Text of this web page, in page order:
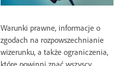
Warunki prawne, informacje o
zgodach na rozpowszechnianie
wizerunku, a także ograniczenia,
które powinni znać wszyscy